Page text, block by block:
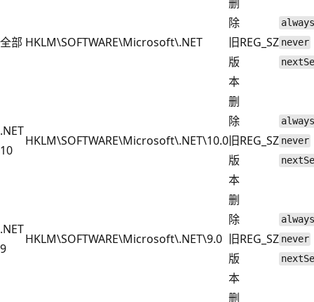
全部 HKLM\SOFTWARE\Microsoft\.NET
除
旧
版
本
REG_SZ
always
never
.NET
10
HKLM\SOFTWARE\Microsoft\.NET\10.0
删
除
旧
版
本
REG_SZ
always
never
.NET
9
HKLM\SOFTWARE\Microsoft\.NET\9.0
删
除
旧
版
本
REG_SZ
always
never
删